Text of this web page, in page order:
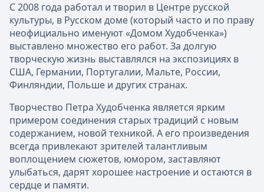
С 2008 года работал и творил в Центре русской
культуры, в Русском доме (который часто и по праву
неофициально именуют «Домом Худобченка»)
выставлено множество его работ. За долгую
творческую жизнь выставлялся на экспозициях в
США, Германии, Португалии, Мальте, России,
Финляндии, Польше и других странах.
Творчество Петра Худобченка является ярким
примером соединения старых традиций с новым
содержанием, новой техникой. А его произведения
всегда привлекают зрителей талантливым
воплощением сюжетов, юмором, заставляют
улыбаться, дарят хорошее настроение и остаются в
сердце и памяти.